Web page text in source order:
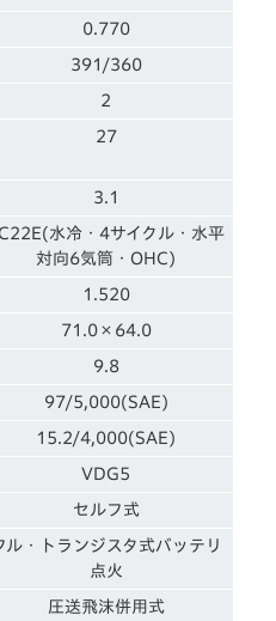
0.770
391/360
2
27
3.1
水冷・4サイクル・水平
対向6気筒・OHC)
1.520
71.0×64.0
9.8
97/5,000(SAE)
15.2/4,000(SAE)
VDG5
セルフ式
ル・トランジスタ式バッテリ
点火
圧送飛沫併用式